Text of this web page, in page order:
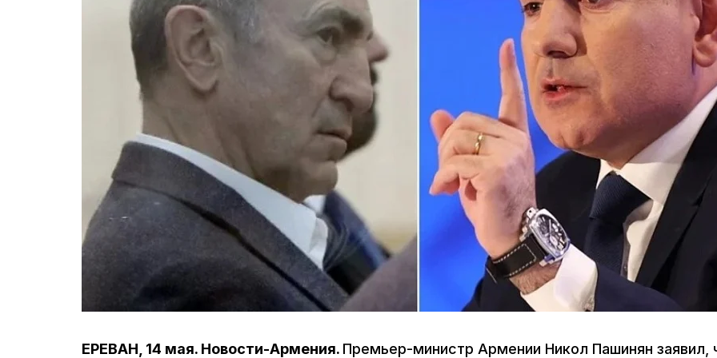
ЕРЕВАН, 14 мая. Новости-Армения. Премьер-министр Армении Никол Пашинян заявил,